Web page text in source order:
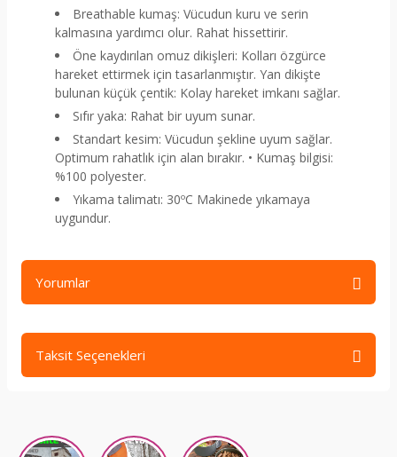
Breathable kumaş: Vücudun kuru ve serin
kalmasına yardımcı olur. Rahat hissettirir.
Öne kaydırılan omuz dikişleri: Kolları özgürce
hareket ettirmek için tasarlanmıştır. Yan dikişte
bulunan küçük çentik: Kolay hareket imkanı sağlar.
Sıfır yaka: Rahat bir uyum sunar.
Standart kesim: Vücudun şekline uyum sağlar.
Optimum rahatlık için alan bırakır. • Kumaş bilgisi:
%100 polyester.
Yıkama talimatı: 30ºC Makinede yıkamaya
uygundur.
Yorumlar
Bu ürüne ilk yorumu siz yapın!
Taksit Seçenekleri